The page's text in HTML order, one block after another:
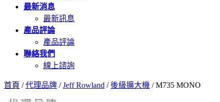
最新消息
最新訊息
產品評論
產品評論
聯絡我們
線上諮詢
首頁 /代理品牌 /Jeff Rowland /後級擴大機 /M735 MONO